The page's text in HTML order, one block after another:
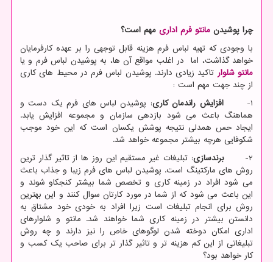
چرا پوشیدن مانتو فرم اداری مهم است؟
با وجودی که تهیه لباس فرم هزینه قابل توجهی را بر عهده کارفرمایان
خواهد گذاشت، اما در اغلب مواقع آن ها، به پوشیدن لباس فرم و یا
مانتو شلوار تاکید زیادی دارند. پوشیدن لباس فرم در محیط های کاری
از چند جهت مهم است :
1-
افزایش راندمان کاری: پوشیدن لباس های فرم یک دست و
هماهنگ باعث می شود بازدهی سازمان و مجموعه افزایش یابد.
ایجاد حس همدلی نتیجه پوشش یکسان است که این خود موجب
شکوفایی هرچه بیشتر مجموعه خواهد شد.
2-
برندسازی: تبلیغات غیر مستقیم این روز ها از تاثیر گذار ترین
روش های مارکتینگ است. پوشیدن لباس های فرم زیبا و جذاب باعث
می شود افراد در زمینه کاری و تخصص شما بیشتر کنجکاو شوند و
این باعث می شود که از شما در مورد کارتان سوال کنند و این بهترین
روش برای انجام تبلیغات است زیرا افراد به خودی خود مشتاق به
دانستن بیشتر در زمینه کاری شما خواهند شد. مانتو و شلوارهای
اداری امکان دوخته شدن لوگوهای خاص را نیز دارند و چه روش
تبلیغاتی از این کم هزینه تر و تاثیر گذار تر برای صاحب یک کسب و
کار خواهد بود؟